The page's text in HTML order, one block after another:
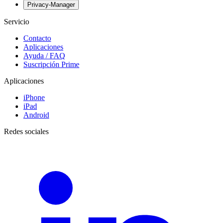
Privacy-Manager
Servicio
Contacto
Aplicaciones
Ayuda / FAQ
Suscripción Prime
Aplicaciones
iPhone
iPad
Android
Redes sociales